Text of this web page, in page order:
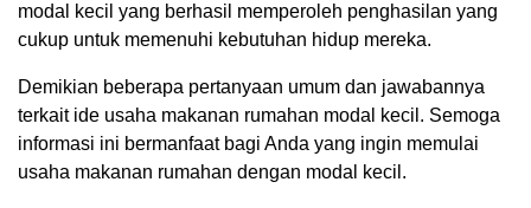
modal kecil yang berhasil memperoleh penghasilan yang
cukup untuk memenuhi kebutuhan hidup mereka.
Demikian beberapa pertanyaan umum dan jawabannya
terkait ide usaha makanan rumahan modal kecil. Semoga
informasi ini bermanfaat bagi Anda yang ingin memulai
usaha makanan rumahan dengan modal kecil.